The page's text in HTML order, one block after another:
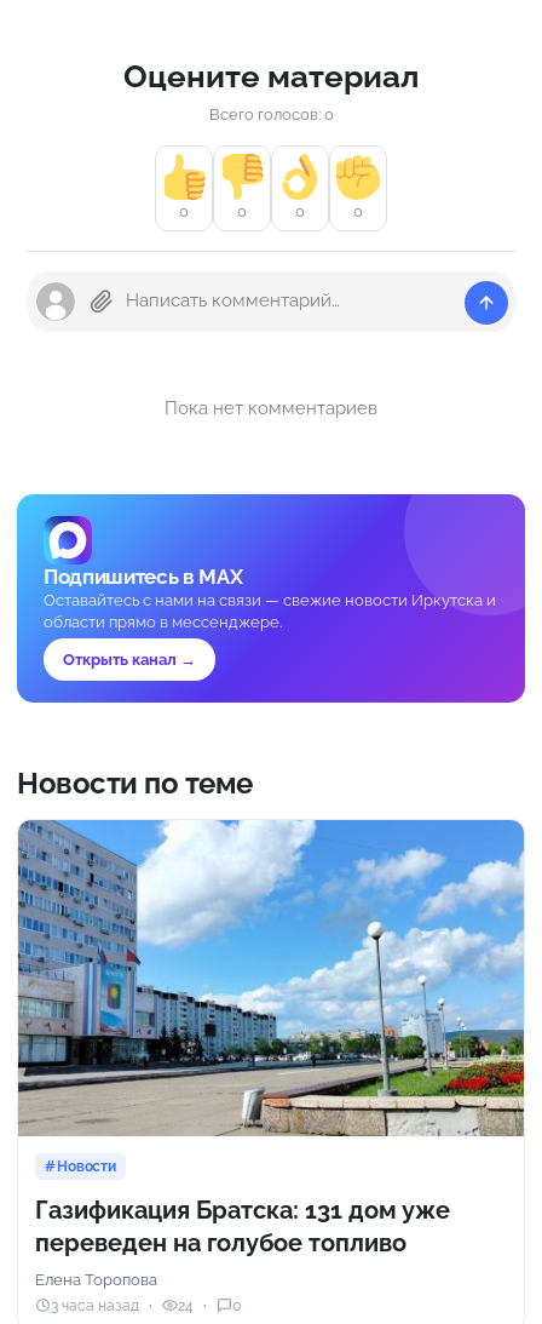
Оцените материал
Всего голосов: 0
0 0 0 0
Пока нет комментариев
Подпишитесь в MAX
Оставайтесь с нами на связи — свежие новости Иркутска и
области прямо в мессенджере.
Открыть канал →
Новости по теме
Новости
Газификация Братска: 131 дом уже
переведен на голубое топливо
Елена Торопова
3 часа назад 24 0